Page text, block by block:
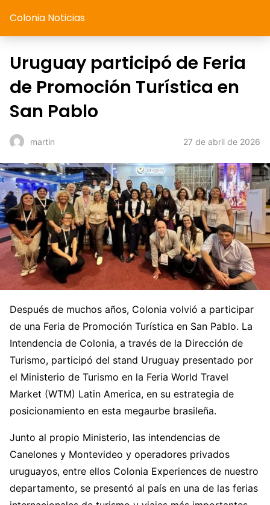
Colonia Noticias
Uruguay participó de Feria
de Promoción Turística en
San Pablo
martin 27 de abril de 2026
Después de muchos años, Colonia volvió a participar
de una Feria de Promoción Turística en San Pablo. La
Intendencia de Colonia, a través de la Dirección de
Turismo, participó del stand Uruguay presentado por
el Ministerio de Turismo en la Feria World Travel
Market (WTM) Latin America, en su estrategia de
posicionamiento en esta megaurbe brasileña.
Junto al propio Ministerio, las intendencias de
Canelones y Montevideo y operadores privados
uruguayos, entre ellos Colonia Experiences de nuestro
departamento, se presentó al país en una de las ferias